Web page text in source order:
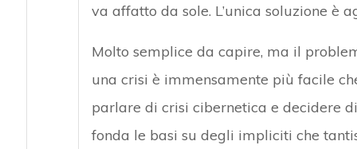
va affatto da sole. L’unica soluzione è
Molto semplice da capire, ma il
una crisi è immensamente più facile
parlare di crisi cibernetica e decidere
fonda le basi su degli impliciti che